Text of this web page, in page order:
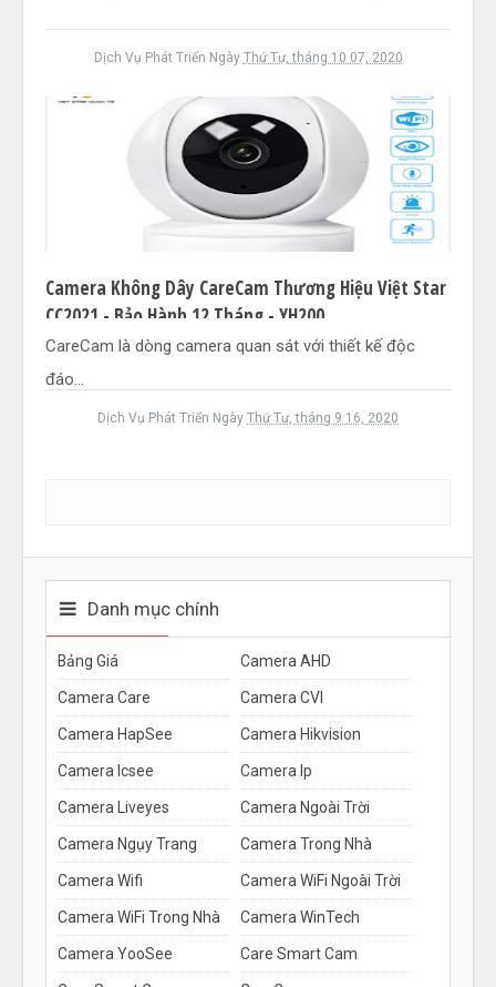
Dịch Vụ Phát Triển Ngày Thứ Tư, tháng 10 07, 2020
Camera Không Dây CareCam Thương Hiệu Việt Star
CC2021 - Bảo Hành 12 Tháng - YH200
CareCam là dòng camera quan sát với thiết kế độc
đáo...
Dịch Vụ Phát Triển Ngày Thứ Tư, tháng 9 16, 2020
Danh mục chính
Bảng Giá Camera AHD
Camera Care Camera CVI
Camera HapSee Camera Hikvision
Camera Icsee Camera Ip
Camera Liveyes Camera Ngoài Trời
Camera Ngụy Trang Camera Trong Nhà
Camera Wifi Camera WiFi Ngoài Trời
Camera WiFi Trong Nhà Camera WinTech
Camera YooSee Care Smart Cam